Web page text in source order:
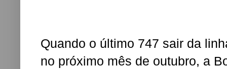
Quando o último 747 sair da
no próximo mês de outubro, a